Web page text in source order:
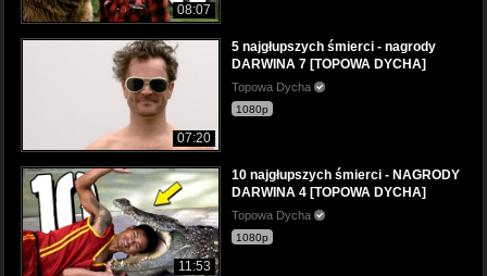
08:07
07:20
5 najgłupszych śmierci - nagrody
DARWINA 7 [TOPOWA DYCHA]
Topowa Dycha
1080p
11:53
10 najgłupszych śmierci - NAGRODY
DARWINA 4 [TOPOWA DYCHA]
Topowa Dycha
1080p